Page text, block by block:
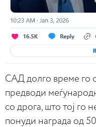
САД долго време го
предводи
со дрога, што тој го
понуди награда од